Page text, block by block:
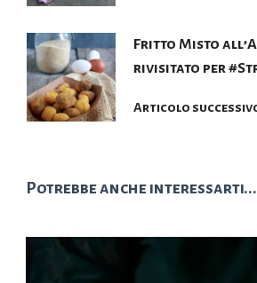
Fritto Misto
rivisitato per
Articolo
Potrebbe anche interessarti...